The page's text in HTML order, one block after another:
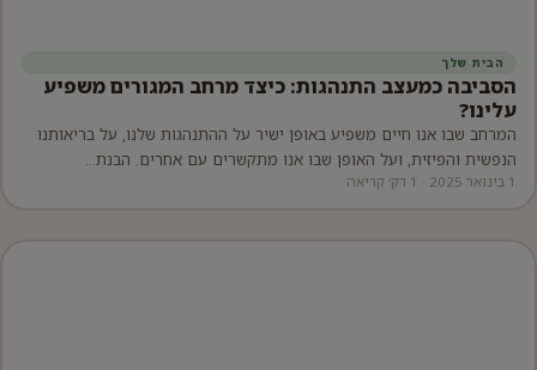
הבית שלך
הסביבה כמעצב התנהגות: כיצד מרחב המגורים משפיע
עלינו?
המרחב שבו אנו חיים משפיע באופן ישיר על ההתנהגות שלנו, על בריאותנו
הנפשית והפיזית, ועל האופן שבו אנו מתקשרים עם אחרים. הבנת…
1 בינואר 2025 · 1 דק׳ קריאה